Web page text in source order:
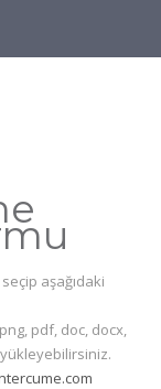
aşağıdaki
pdf, doc, docx,